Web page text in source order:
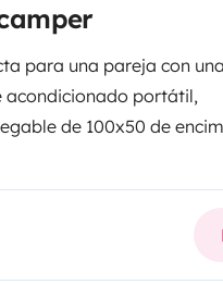
para una pareja con una
acondicionado portátil,
de 100x50 de
que en una casa de
de profundo, va
dos sillas plegables de
se encuentra en uno